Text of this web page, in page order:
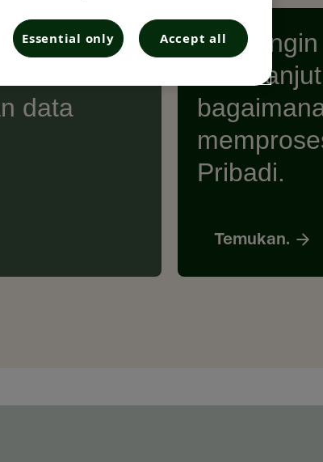
data
Saya
lebih
Pribadi.
Temukan.
Essential only Accept all